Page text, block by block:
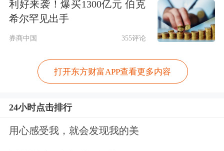
保险基金九零三组合新进双一科技
62.89万股，占流通股比例1.20%；基本
技40.51万股，占流通股比例0.78%。
暖，受此带动公司订单明显增加，业绩
利好来袭！爆买1300亿元 伯克
希尔罕见出手
券商中国 355评论
打开东方财富APP查看更多内容
24小时点击排行
用心感受我，就会发现我的美